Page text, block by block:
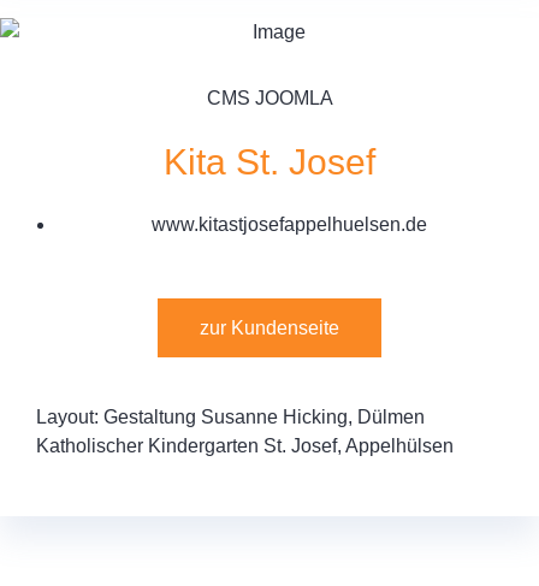
CMS JOOMLA
Kita St. Josef
www.kitastjosefappelhuelsen.de
zur Kundenseite
Layout: Gestaltung Susanne Hicking, Dülmen
Katholischer Kindergarten St. Josef, Appelhülsen